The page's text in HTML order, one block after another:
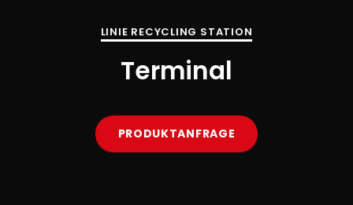
LINIE RECYCLING STATION
Terminal
PRODUKTANFRAGE